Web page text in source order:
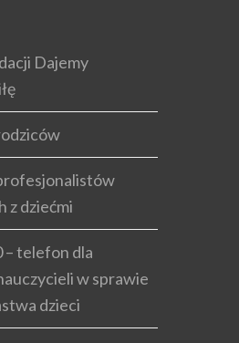
Dajemy
z dziećmi
– telefon dla
w sprawie
dzieci